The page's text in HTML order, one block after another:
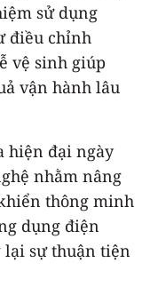
sử dụng
điều chỉnh
vệ sinh giúp
vận hành lâu
hiện đại ngày
nhằm nâng
thông minh
dụng điện
lại sự thuận tiện